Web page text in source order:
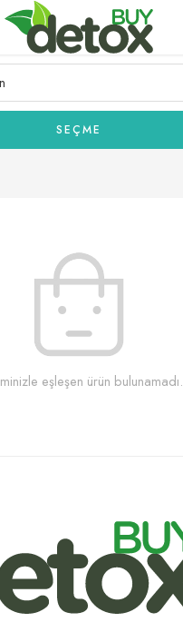
SEÇME
eşleşen ürün bulunamadı.